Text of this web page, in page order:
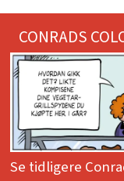
CONRADS
Se tidligere